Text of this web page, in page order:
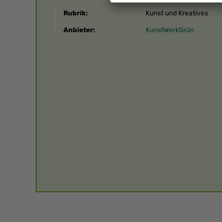
Rubrik: Kunst und Kreatives
Anbieter: KunstWerkGrün